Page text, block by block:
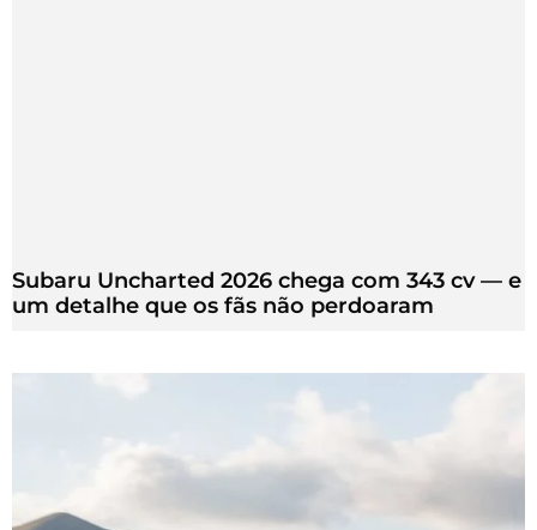
Subaru Uncharted 2026 chega com 343 cv — e
um detalhe que os fãs não perdoaram